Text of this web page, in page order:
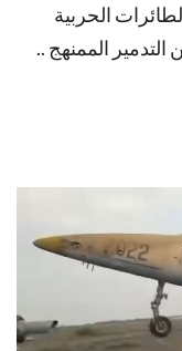
الحربية
الممنهج ..